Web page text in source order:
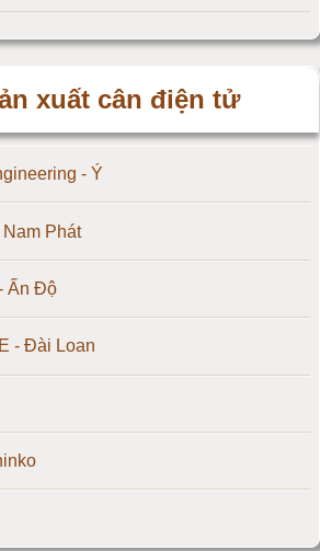
xuất cân điện tử
- Ý
Phát
Ấn Độ
- Đài Loan